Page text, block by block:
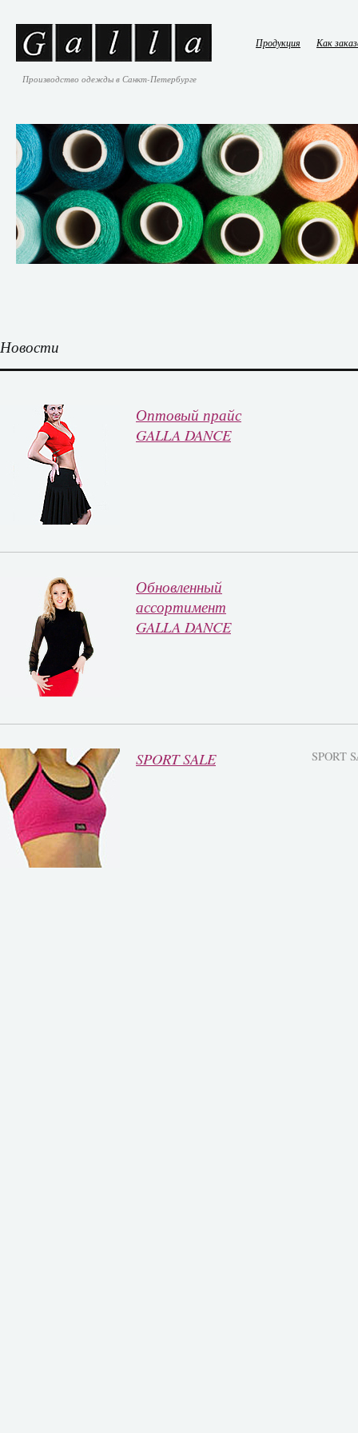
Производство одежды в Санкт-Петербурге
Продукция Как
Новости
Оптовый прайс
GALLA DANCE
Обновленный
ассортимент
GALLA DANCE
SPORT SALE SPORT